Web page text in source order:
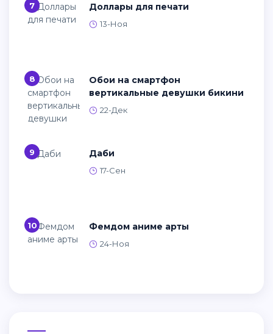
7 Доллары для печати
13-Ноя
8
Обои на смартфон
вертикальные девушки бикини
22-Дек
9 Даби
17-Сен
10 Фемдом аниме арты
24-Ноя